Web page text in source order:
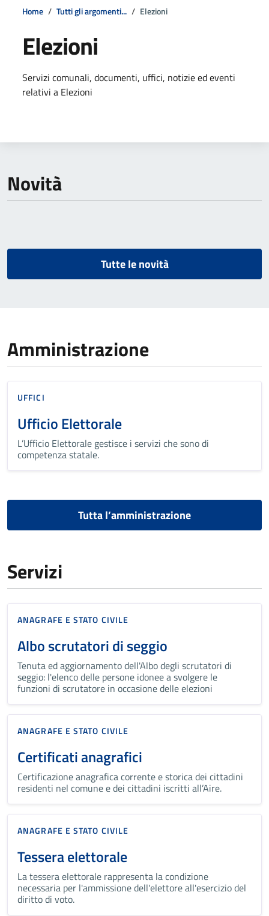
Home Tutti gli argomenti... Elezioni
Elezioni
Dettagli della notizia
Servizi comunali, documenti, uffici, notizie ed eventi
relativi a Elezioni
Novità
Tutte le novità
Amministrazione
UFFICI
Ufficio Elettorale
L’Ufficio Elettorale gestisce i servizi che sono di
competenza statale.
Tutta l’amministrazione
Servizi
ANAGRAFE E STATO CIVILE
Albo scrutatori di seggio
Tenuta ed aggiornamento dell'Albo degli scrutatori di
seggio: l'elenco delle persone idonee a svolgere le
funzioni di scrutatore in occasione delle elezioni
ANAGRAFE E STATO CIVILE
Certificati anagrafici
Certificazione anagrafica corrente e storica dei cittadini
residenti nel comune e dei cittadini iscritti all’Aire.
ANAGRAFE E STATO CIVILE
Tessera elettorale
La tessera elettorale rappresenta la condizione
necessaria per l'ammissione dell'elettore all'esercizio del
diritto di voto.